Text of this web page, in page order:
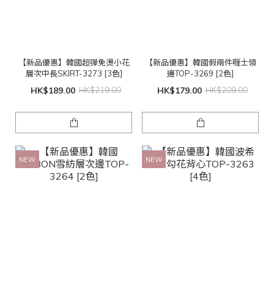
【新品優惠】韓國超彈免燙小花
層次中長SKIRT-3273 [3色]
HK$189.00 HK$219.00
【新品優惠】韓國假兩件喱士領
邊TOP-3269 [2色]
HK$179.00 HK$209.00
NEW NEW